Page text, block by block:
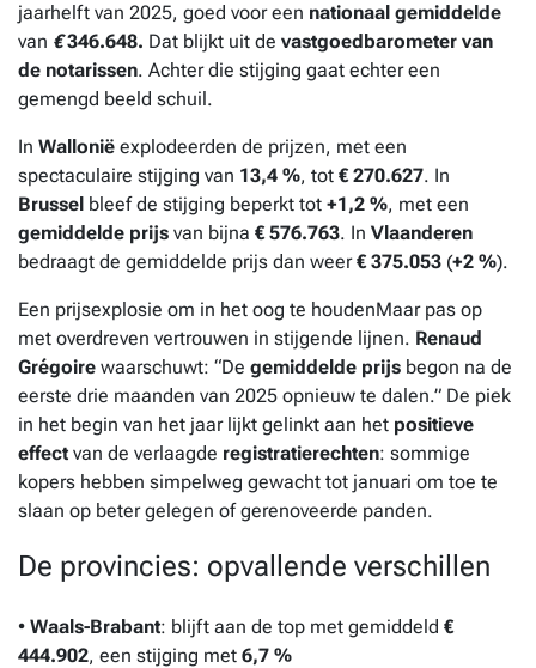
jaarhelft van 2025, goed voor een nationaal gemiddelde
van €346.648. Dat blijkt uit de vastgoedbarometer van
de notarissen. Achter die stijging gaat echter een
gemengd beeld schuil.
In Wallonië explodeerden de prijzen, met een
spectaculaire stijging van 13,4 %, tot € 270.627. In
Brussel bleef de stijging beperkt tot +1,2 %, met een
gemiddelde prijs van bijna € 576.763. In Vlaanderen
bedraagt de gemiddelde prijs dan weer€ 375.053 (+2 %).
Een prijsexplosie om in het oog te houdenMaar pas op
met overdreven vertrouwen in stijgende lijnen. Renaud
Grégoire waarschuwt: “De gemiddelde prijs begon na de
eerste drie maanden van 2025 opnieuw te dalen.” De piek
in het begin van het jaar lijkt gelinkt aan het positieve
effect van de verlaagde registratierechten: sommige
kopers hebben simpelweg gewacht tot januari om toe te
slaan op beter gelegen of gerenoveerde panden.
De provincies: opvallende verschillen
• Waals-Brabant: blijft aan de top met gemiddeld €
444.902, een stijging met 6,7 %